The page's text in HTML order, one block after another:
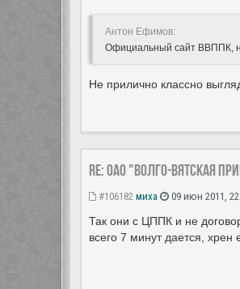
Антон Ефимов:
Официальный сайт ВВППК,
Не прилично классно
Re: ОАО "Волго-Вятская
#106182 миха 09 июн 2011,
Так они с ЦППК и не
всего 7 минут дается, хрен